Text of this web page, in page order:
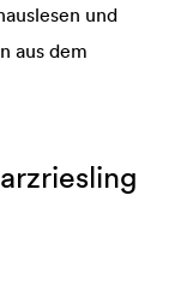
und
aus dem